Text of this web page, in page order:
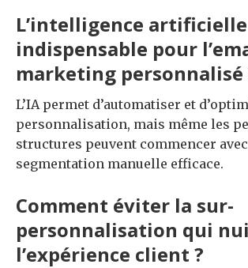
L’intelligence
indispensable pour
marketing personnalisé
L’IA permet d’automatiser et
personnalisation, mais même les
structures peuvent commencer
segmentation manuelle efficace.
Comment éviter la sur-
personnalisation qui
l’expérience client ?